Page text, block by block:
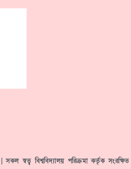
স্বত্ব বিশ্ববিদ্যালয় পরিক্রমা কর্তৃক সংরক্ষিত |